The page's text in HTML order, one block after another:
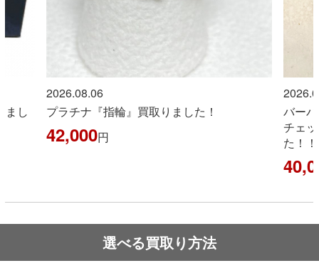
まし
2026.08.06
プラチナ『指輪』買取りました！
42,000円
バー
チェ
た！！
選べる買取り方法